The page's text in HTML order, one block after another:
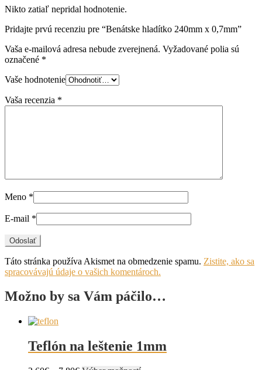
Nikto zatiaľ nepridal hodnotenie.
Pridajte prvú recenziu pre “Benátske hladítko 240mm x 0,7mm”
Vaša e-mailová adresa nebude zverejnená. Vyžadované polia sú
označené *
Vaše hodnotenie
Vaša recenzia *
Meno *
E-mail *
Táto stránka používa Akismet na obmedzenie spamu. Zistite, ako sa
spracovávajú údaje o vašich komentároch.
Možno by sa Vám páčilo…
Teflón na leštenie 1mm